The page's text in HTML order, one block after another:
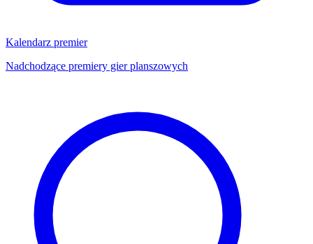
Kalendarz premier
Nadchodzące premiery gier planszowych